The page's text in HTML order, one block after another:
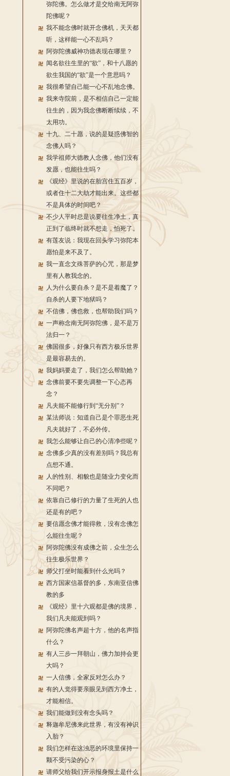
弥陀佛。怎么做才是交给南无阿弥
陀佛呢？
我不能念佛时就开念佛机，天天都
听，这样能一心不乱吗？
阿弥陀佛威神功德表现在哪里？
闻名欲往生里的“欲”，和十八愿的
欲生我国的“欲”是一个意思吗？
我很希望自己能一心不乱地念佛。
我来寺院前，是不相信自己一定能
往生的，因为我念佛断断续续，不
太用功。
十九、二十愿，说的是疑惑佛智的
念佛人吗？
我学祖师大德教人念佛，他们没有
发愿，也能往生吗？
《观经》里说的在胎宫住五百岁，
或者住十二大劫才能出来。这些都
不是具体的时间吧？
不少人平时总是说要往生净土，真
正到了临终时就不想走，怕死了。
有莲友说：我现在回头学习弥陀本
愿怕是来不及了。
我一直念文殊菩萨的心咒，那是梦
里有人教我念的。
人为什么要自杀？是不是着魔了？
自杀的人要下地狱吗？
不信佛，佛也救，也帮助我们吗？
一声称念南无阿弥陀佛，是不是万
法归一？
佛国很多，好像只有西方极乐世界
是最容易去的。
我妈妈要走了，我们怎么帮助她？
念佛前要不要先调整一下心态再
念？
凡夫能不能修行到“无分别”？
某法师说：知道自己是个罪恶生死
凡夫就好了，不必外传。
我怎么能够让自己的心清净些呢？
念佛多少真的没有差别吗？我总有
点想不通。
人的性别、相貌也是随业力变化而
不同吧？
依靠自己修行的力量了生死的人也
还是有的吧？
要信愿念佛才能得救，没有念佛怎
么能往生呢？
阿弥陀佛没有成佛之前，众生怎么
往生极乐世界？
师父打坐时能看到什么光吗？
西方国家信基督的多，东南亚信佛
教的多
《观经》里十六观都是佛的境界，
我们凡夫能观到吗？
阿弥陀佛名声超十方，他的名声指
什么？
有人三步一拜朝山，佛力加持会更
大吗？
一人信佛，全家反对怎么办？
有的人觉得要亲眼见到西方净土，
才能相信。
我们能做到没有念头吗？
释迦牟尼佛来此世界，有没有神识
入胎？
我们怎样在这浊恶的环境里保持一
颗不受污染的心？
请师父给我们开示报身报土是什么